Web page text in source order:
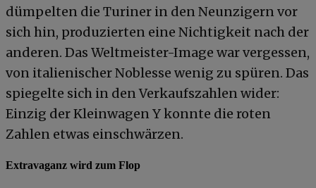
dümpelten die Turiner in den Neunzigern vor
sich hin, produzierten eine Nichtigkeit nach der
anderen. Das Weltmeister-Image war vergessen,
von italienischer Noblesse wenig zu spüren. Das
spiegelte sich in den Verkaufszahlen wider:
Einzig der Kleinwagen Y konnte die roten
Zahlen etwas einschwärzen.
Extravaganz wird zum Flop